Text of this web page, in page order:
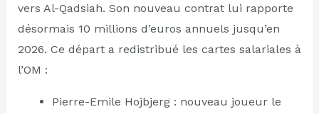
vers Al-Qadsiah. Son nouveau contrat lui rapporte
désormais 10 millions d’euros annuels jusqu’en
2026. Ce départ a redistribué les cartes salariales à
l’OM :
Pierre-Emile Hojbjerg : nouveau joueur le